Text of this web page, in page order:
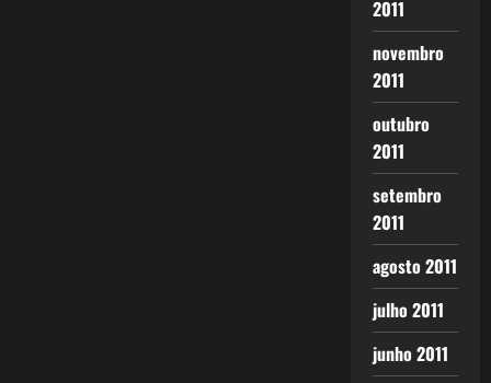
2011
novembro
2011
outubro
2011
setembro
2011
agosto 2011
julho 2011
junho 2011